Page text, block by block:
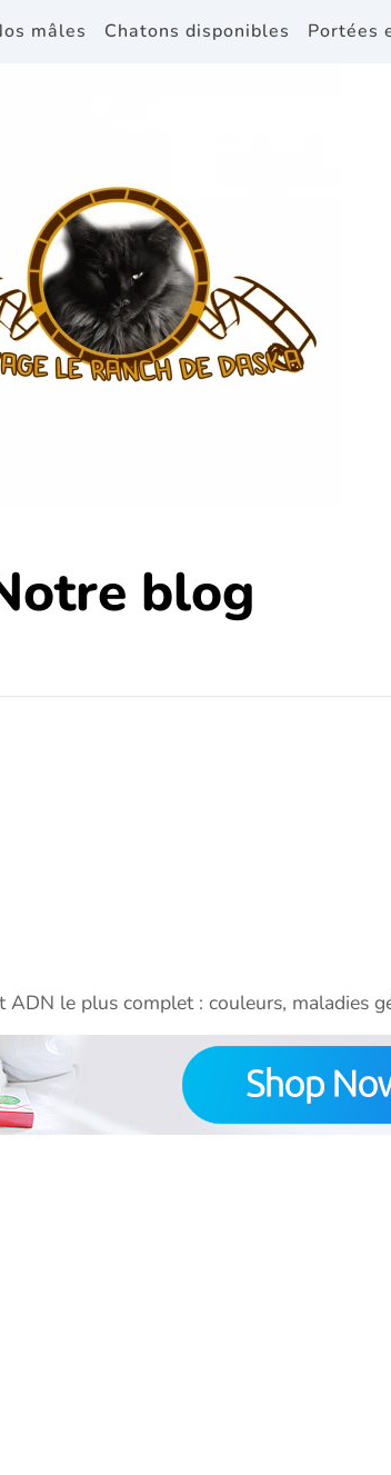
mâles Chatons disponibles Portées
blog
le plus complet : couleurs, maladies